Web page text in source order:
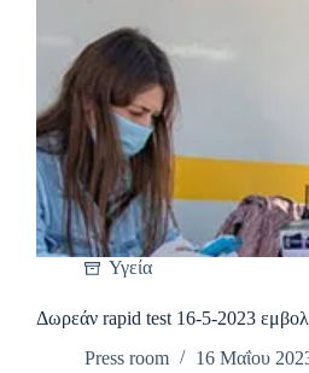
Υγεία
Δωρεάν rapid test 16-5-2023
Press room
16 Μαΐου